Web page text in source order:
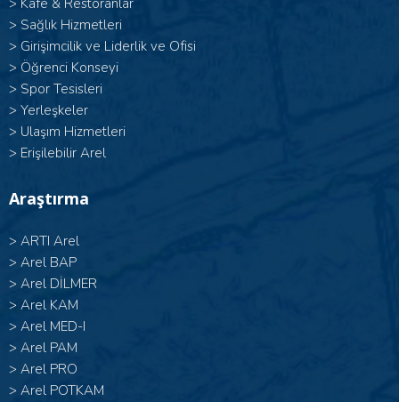
> Kafe & Restoranlar
> Sağlık Hizmetleri
> Girişimcilik ve Liderlik ve Ofisi
> Öğrenci Konseyi
> Spor Tesisleri
> Yerleşkeler
> Ulaşım Hizmetleri
> Erişilebilir Arel
Araştırma
> ARTI Arel
> Arel BAP
> Arel DİLMER
> Arel KAM
> Arel MED-I
> Arel PAM
> Arel PRO
> Arel POTKAM